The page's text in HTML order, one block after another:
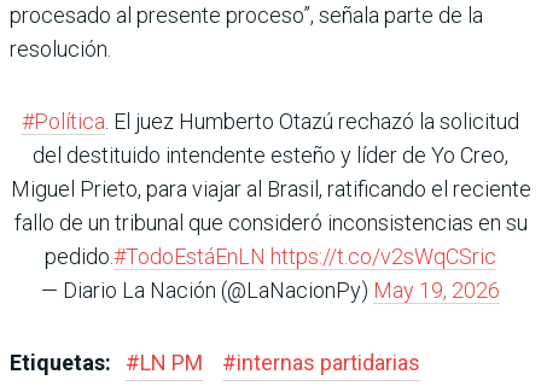
procesado al presente proceso”, señala parte de la
resolución.
#Política . El juez Humberto Otazú rechazó la solicitud
del destituido intendente esteño y líder de Yo Creo,
Miguel Prieto, para viajar al Brasil, ratificando el reciente
fallo de un tribunal que consideró inconsistencias en su
pedido.#TodoEstáEnLN https://t.co/v2sWqCSric
— Diario La Nación (@LaNacionPy) May 19, 2026
Etiquetas: #LN PM #internas partidarias